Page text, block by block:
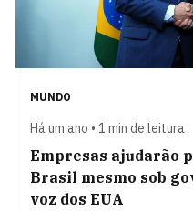
MUNDO
Há um ano • 1 min de leitura
Empresas ajudarão
Brasil mesmo sob
voz dos EUA